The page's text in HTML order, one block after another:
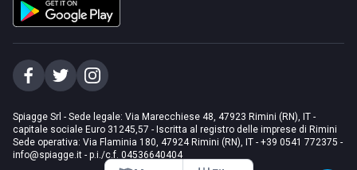
Spiagge Srl - Sede legale: Via Marecchiese 48, 47923 Rimini (RN), IT -
capitale sociale Euro 31245,57 - Iscritta al registro delle imprese di Rimini
Sede operativa: Via Flaminia 180, 47924 Rimini (RN), IT - +39 0541 772375 -
info@spiagge.it - p.i./c.f. 04536640404